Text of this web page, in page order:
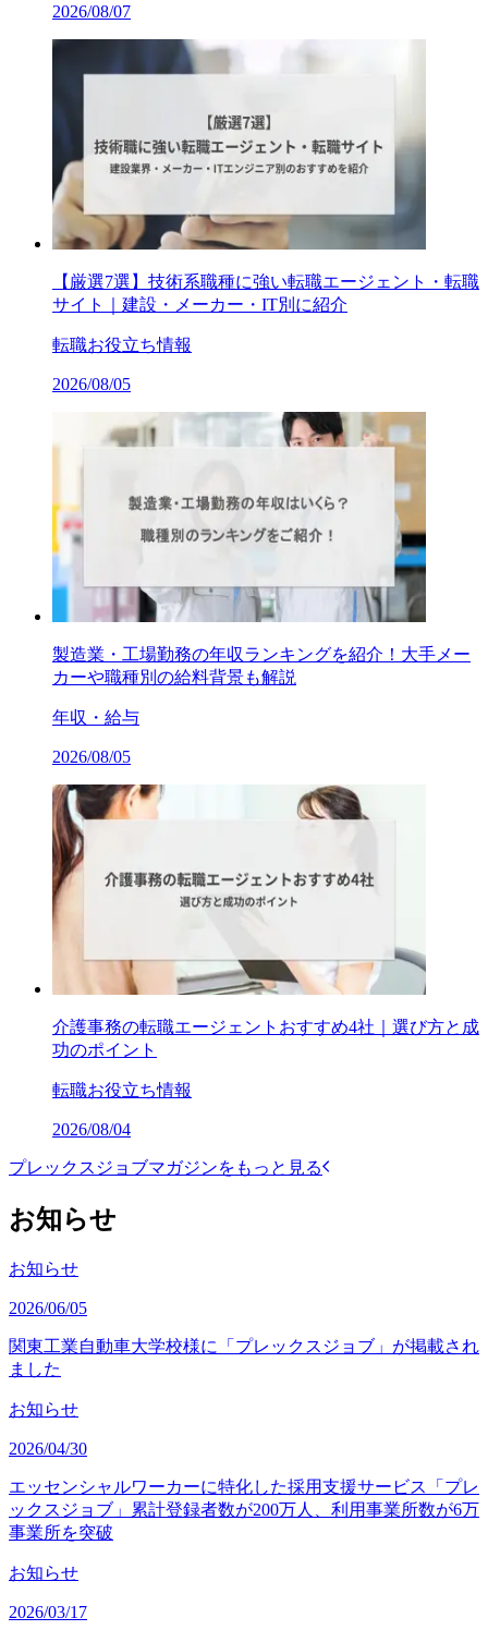
2026/08/07
【厳選7選】技術系職種に強い転職エージェント・転職
サイト｜建設・メーカー・IT別に紹介
転職お役立ち情報
2026/08/05
製造業・工場勤務の年収ランキングを紹介！大手メー
カーや職種別の給料背景も解説
年収・給与
2026/08/05
介護事務の転職エージェントおすすめ4社｜選び方と成
功のポイント
転職お役立ち情報
2026/08/04
プレックスジョブマガジンをもっと見る
お知らせ
お知らせ
2026/06/05
関東工業自動車大学校様に「プレックスジョブ」が掲載され
ました
お知らせ
2026/04/30
エッセンシャルワーカーに特化した採用支援サービス「プレ
ックスジョブ」累計登録者数が200万人、利用事業所数が6万
事業所を突破
お知らせ
2026/03/17